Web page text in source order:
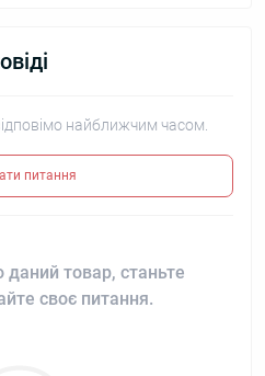
найближчим часом.
питання
товар, станьте
своє питання.